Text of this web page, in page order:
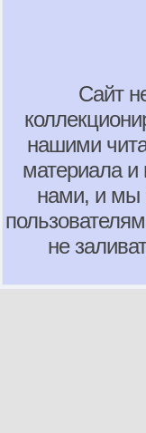
Сайт
нашими
материала и
нами, и мы
не